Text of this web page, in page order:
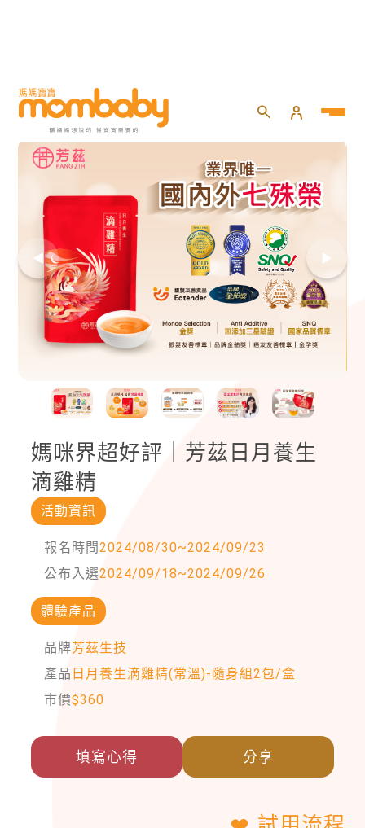
HOME >試用大隊 >媽咪界超好評｜芳茲日月養生滴
雞精
媽咪界超好評｜芳茲日月養生
滴雞精
活動資訊
報名時間2024/08/30~2024/09/23
公布入選2024/09/18~2024/09/26
體驗產品
品牌芳茲生技
產品 日月養生滴雞精(常溫)-隨身組2包/盒
市價$360
填寫心得 分享